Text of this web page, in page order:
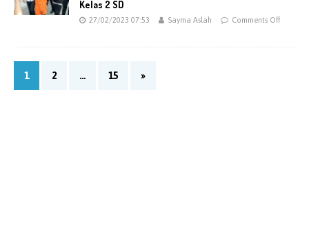
Kelas 2 SD
27/02/2023 07:53 Sayma Aslah Comments Off
1 2 … 15 »